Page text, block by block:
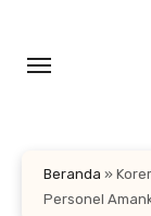
konten
Beranda »
Personel